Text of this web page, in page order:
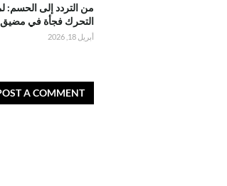
من التردد إلى الحسم:
التحرك فجأة في
أبريل 18, 2026
A COMMENT